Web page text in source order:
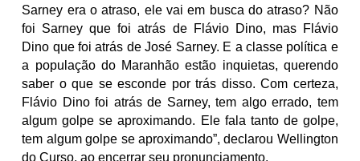
Sarney era o atraso, ele vai em busca do atraso? Não
foi Sarney que foi atrás de Flávio Dino, mas Flávio
Dino que foi atrás de José Sarney. E a classe política e
a população do Maranhão estão inquietas, querendo
saber o que se esconde por trás disso. Com certeza,
Flávio Dino foi atrás de Sarney, tem algo errado, tem
algum golpe se aproximando. Ele fala tanto de golpe,
tem algum golpe se aproximando”, declarou Wellington
do Curso, ao encerrar seu pronunciamento.